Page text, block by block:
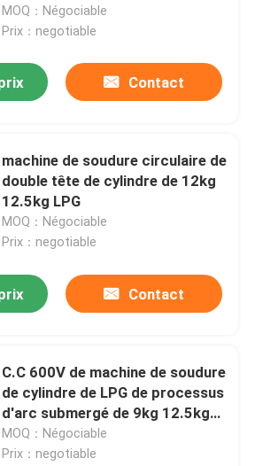
sortie
MOQ：Négociable
Prix：negotiable
Contact
machine de soudure circulaire de
double tête de cylindre de 12kg
12.5kg LPG
MOQ：Négociable
Prix：negotiable
Contact
C.C 600V de machine de soudure
de cylindre de LPG de processus
d'arc submergé de 9kg 12.5kg
13kg
MOQ：Négociable
Prix：negotiable